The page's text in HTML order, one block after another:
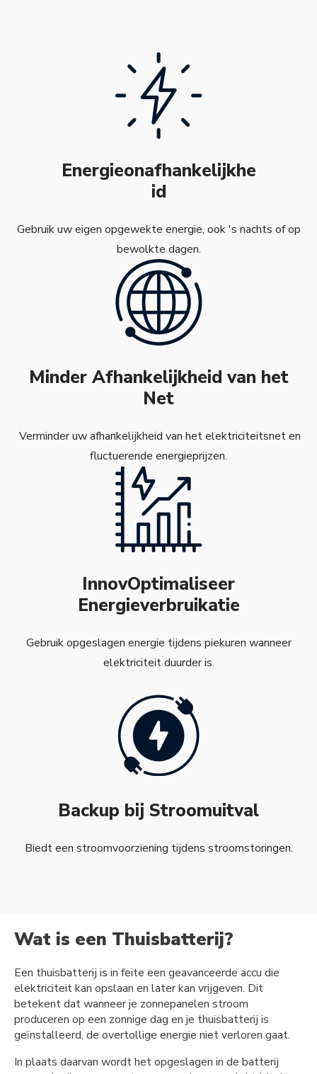
Energieonafhankelijkhe
id
Gebruik uw eigen opgewekte energie, ook 's nachts of op
bewolkte dagen.
Minder Afhankelijkheid van het
Net
Verminder uw afhankelijkheid van het elektriciteitsnet en
fluctuerende energieprijzen.
InnovOptimaliseer
Energieverbruikatie
Gebruik opgeslagen energie tijdens piekuren wanneer
elektriciteit duurder is.
Backup bij Stroomuitval
Biedt een stroomvoorziening tijdens stroomstoringen.
Wat is een Thuisbatterij?
Een thuisbatterij is in feite een geavanceerde accu die
elektriciteit kan opslaan en later kan vrijgeven. Dit
betekent dat wanneer je zonnepanelen stroom
produceren op een zonnige dag en je thuisbatterij is
geïnstalleerd, de overtollige energie niet verloren gaat.
In plaats daarvan wordt het opgeslagen in de batterij